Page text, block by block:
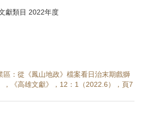
獻類目 2022年度
區：從《鳳山地政》檔案看日治末期戲獅
，《高雄文獻》，12：1（2022.6），頁7